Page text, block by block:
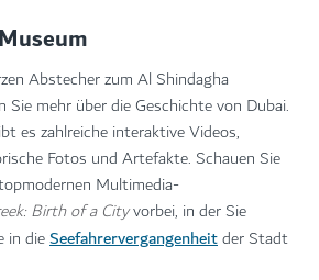
Abstecher zum Al Shindagha
Sie mehr über die Geschichte von Dubai.
es zahlreiche interaktive Videos,
Fotos und Artefakte. Schauen Sie
Multimedia-
Birth of a Cityvorbei, in der Sie
in dieSeefahrervergangenheitder Stadt